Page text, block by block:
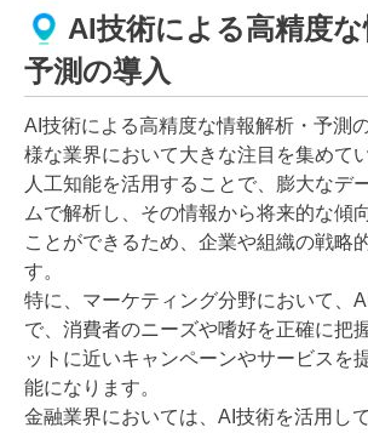
AI技術による高精度な
予測の導入
AI技術による高精度な情報解析・予測
様な業界において大きな注目を集めて
人工知能を活用することで、膨大なデ
ムで解析し、その情報から将来的な傾
ことができるため、企業や組織の戦略
す。
特に、マーケティング分野において、
で、消費者のニーズや嗜好を正確に把
ットに近いキャンペーンやサービスを
能になります。
金融業界においては、AI技術を活用し